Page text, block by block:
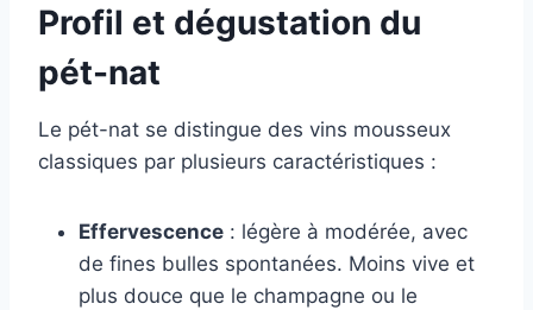
Profil et dégustation du
pét-nat
Le pét-nat se distingue des vins mousseux
classiques par plusieurs caractéristiques :
Effervescence : légère à modérée, avec
de fines bulles spontanées. Moins vive et
plus douce que le champagne ou le